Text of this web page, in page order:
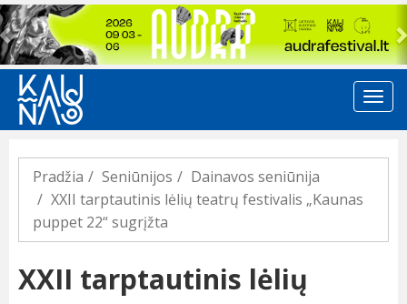
Previous
Pradžia Seniūnijos
Dainavos seniūnija
XXII tarptautinis lėlių teatrų festivalis „Kaunas
puppet 22“ sugrįžta
XXII tarptautinis lėlių